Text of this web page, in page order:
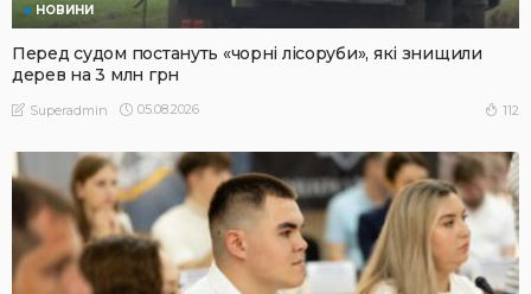
НОВИНИ
Перед судом постануть «чорні лісоруби», які знищили
дерев на 3 млн грн
Superadmin 05.08.2026 112